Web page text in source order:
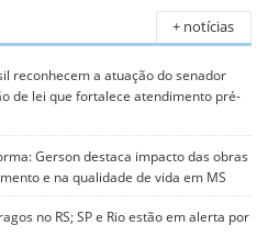
+ notícias
reconhecem a atuação do senador
de lei que fortalece atendimento pré-
Gerson destaca impacto das obras
e na qualidade de vida em MS
no RS; SP e Rio estão em alerta por